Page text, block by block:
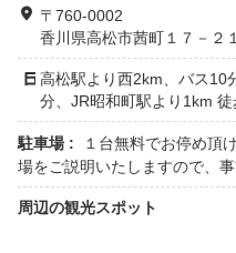
〒760-0002
香川県高松市茜町１７－２１
高松駅より西2km、バス10
分、JR昭和町駅より1km 徒
駐車場 :
１台無料でお停め頂
場をご説明いたしますので、事
周辺の観光スポット